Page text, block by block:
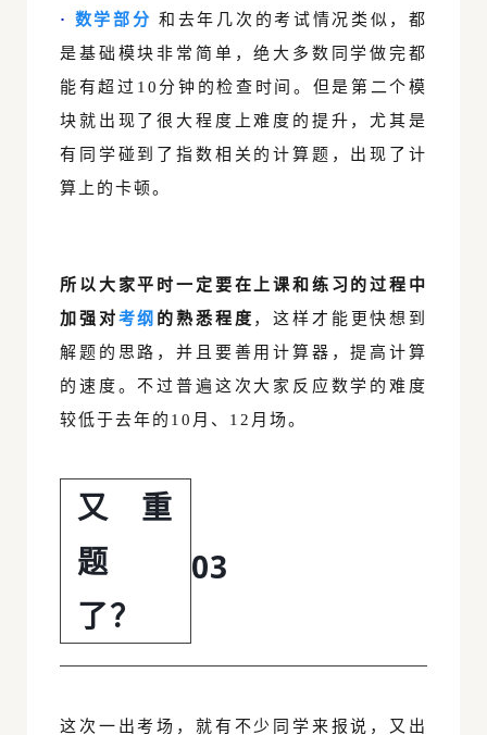
· 数学部分 和去年几次的考试情况类似，都
是基础模块非常简单，绝大多数同学做完都
能有超过10分钟的检查时间。但是第二个模
块就出现了很大程度上难度的提升，尤其是
有同学碰到了指数相关的计算题，出现了计
算上的卡顿。
所以大家平时一定要在上课和练习的过程中
加强对考纲 的熟悉程度 ，这样才能更快想到
解题的思路，并且要善用计算器，提高计算
的速度。不过普遍这次大家反应数学的难度
较低于去年的10月、12月场。
又重
题
了？
03
这次一出考场，就有不少同学来报说，又出